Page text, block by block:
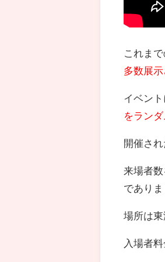
これま
多数展示
イベン
をラン
開催さ
来場者
でありま
場所は東
入場者